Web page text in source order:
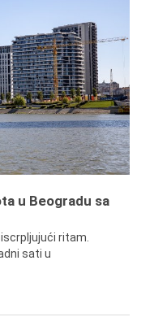
u Beogradu sa
ritam.
sati u